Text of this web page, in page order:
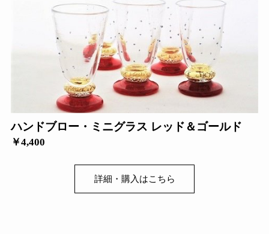
ハンドブロー・ミニグラス レッド＆ゴールド
￥4,400
詳細・購入はこちら